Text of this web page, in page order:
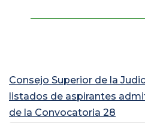
Consejo Superior de la
listados de aspirantes
de la Convocatoria 28